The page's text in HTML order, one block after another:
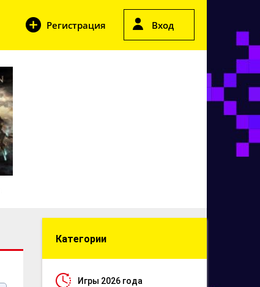
Регистрация Вход
Категории
Игры 2026 года